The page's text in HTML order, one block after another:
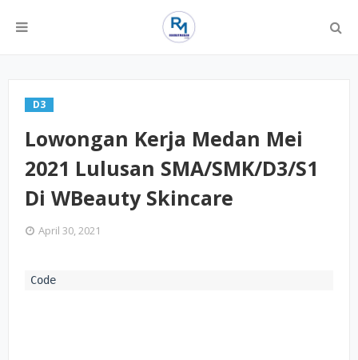
D3
Lowongan Kerja Medan Mei
2021 Lulusan SMA/SMK/D3/S1
Di WBeauty Skincare
April 30, 2021